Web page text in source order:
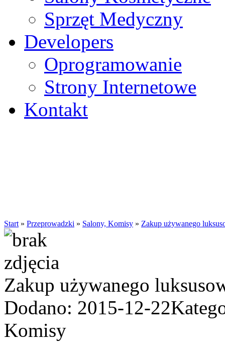
Sprzęt Medyczny
Developers
Oprogramowanie
Strony Internetowe
Kontakt
Start » Przeprowadzki » Salony, Komisy » Zakup używanego
Zakup używanego
Dodano: 2015-12-22
Komisy